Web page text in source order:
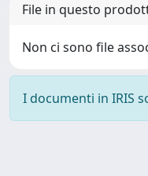
File in questo
Non ci sono file
I documenti in IRIS